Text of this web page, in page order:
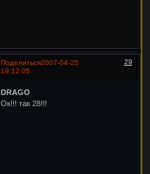
Поделиться 29
2007-04-25
19:12:05
DRAGO
Ок!!! так 28!!!